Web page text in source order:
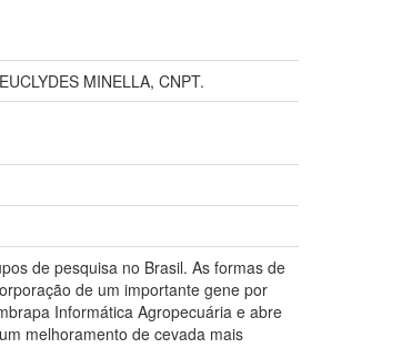
MINELLA, CNPT.
de pesquisa no Brasil. As formas de
de um importante gene por
Informática Agropecuária e abre
melhoramento de cevada mais